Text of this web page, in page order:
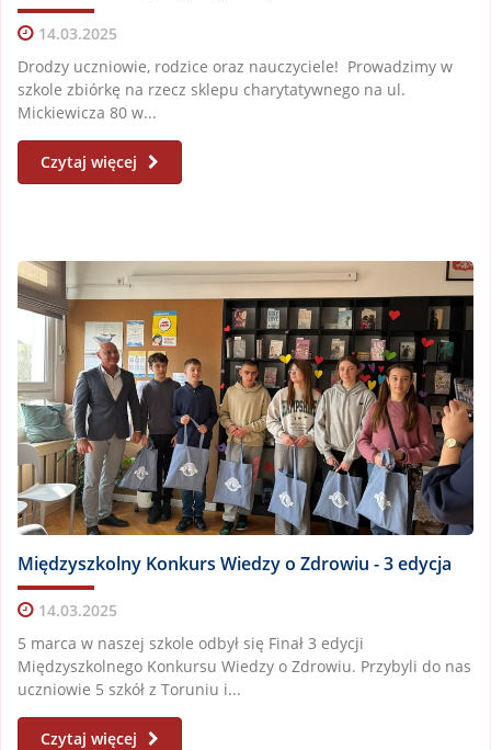
14.03.2025
Drodzy uczniowie, rodzice oraz nauczyciele! Prowadzimy w
szkole zbiórkę na rzecz sklepu charytatywnego na ul.
Mickiewicza 80 w...
Czytaj więcej
Międzyszkolny Konkurs Wiedzy o Zdrowiu - 3 edycja
14.03.2025
5 marca w naszej szkole odbył się Finał 3 edycji
Międzyszkolnego Konkursu Wiedzy o Zdrowiu. Przybyli do nas
uczniowie 5 szkół z Toruniu i...
Czytaj więcej